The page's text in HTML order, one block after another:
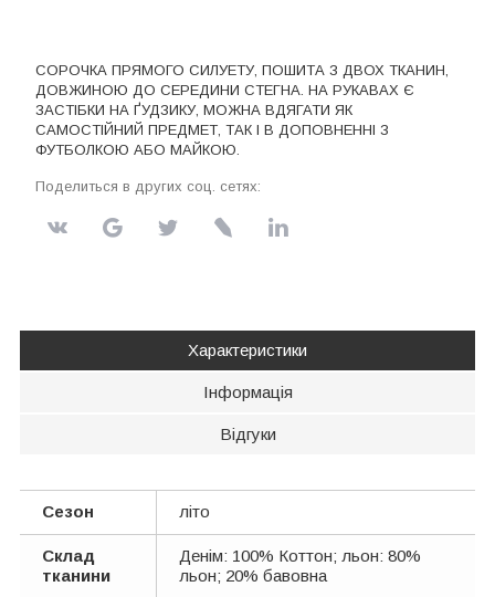
СОРОЧКА ПРЯМОГО СИЛУЕТУ, ПОШИТА З ДВОХ ТКАНИН,
ДОВЖИНОЮ ДО СЕРЕДИНИ СТЕГНА. НА РУКАВАХ Є
ЗАСТІБКИ НА ҐУДЗИКУ, МОЖНА ВДЯГАТИ ЯК
САМОСТІЙНИЙ ПРЕДМЕТ, ТАК І В ДОПОВНЕННІ З
ФУТБОЛКОЮ АБО МАЙКОЮ.
Поделиться в других соц. сетях:
Характеристики
Інформація
Відгуки
Сезон літо
Склад
тканини
Денім: 100% Коттон; льон: 80%
льон; 20% бавовна